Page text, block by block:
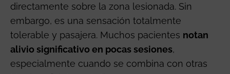
directamente sobre la zona lesionada. Sin
embargo, es una sensación totalmente
tolerable y pasajera. Muchos pacientes notan
alivio significativo en pocas sesiones,
especialmente cuando se combina con otras